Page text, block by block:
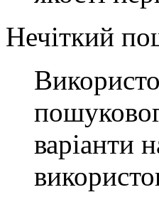
Нечіткий
варіанти